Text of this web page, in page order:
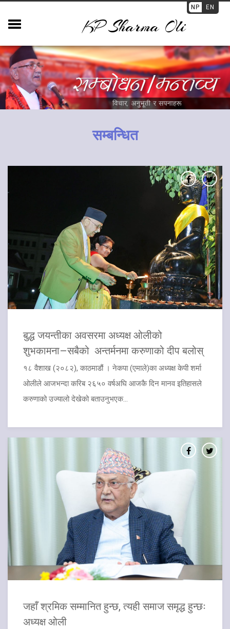
NP EN
KP Sharma Oli
सम्बन्धित
बुद्ध जयन्तीका अवसरमा अध्यक्ष ओलीको
शुभकामना–सबैको अन्तर्मनमा करुणाको दीप बलोस्
१८ वैशाख (२०८२), काठमाडौं । नेकपा (एमाले)का अध्यक्ष केपी शर्मा
ओलीले आजभन्दा करिब २६५० वर्षअघि आजकै दिन मानव इतिहासले
करुणाको उज्यालो देखेको बताउनुभएक...
जहाँ श्रमिक सम्मानित हुन्छ, त्यही समाज समृद्ध हुन्छः
अध्यक्ष ओली